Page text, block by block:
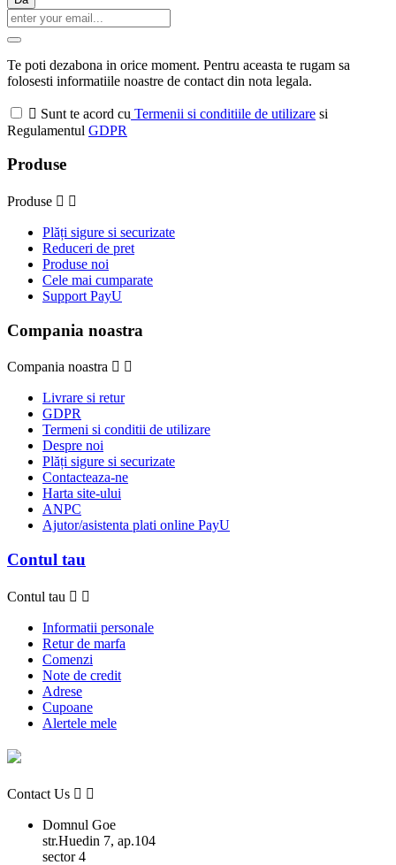
Te poti dezabona in orice moment. Pentru aceasta te rugam sa
folosesti informatiile noastre de contact din nota legala.
 Sunt te acord cu Termenii si conditiile de utilizare si
Regulamentul GDPR
Produse
Produse  
Plăți sigure si securizate
Reduceri de pret
Produse noi
Cele mai cumparate
Support PayU
Compania noastra
Compania noastra  
Livrare si retur
GDPR
Termeni si conditii de utilizare
Despre noi
Plăți sigure si securizate
Contacteaza-ne
Harta site-ului
ANPC
Ajutor/asistenta plati online PayU
Contul tau
Contul tau  
Informatii personale
Retur de marfa
Comenzi
Note de credit
Adrese
Cupoane
Alertele mele
Contact Us  
Domnul Goe
str.Huedin 7, ap.104
sector 4